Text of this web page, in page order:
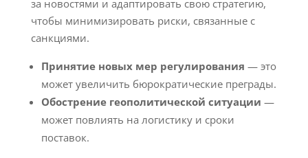
за новостями и адаптировать свою стратегию,
чтобы минимизировать риски, связанные с
санкциями.
Принятие новых мер регулирования — это
может увеличить бюрократические преграды.
Обострение геополитической ситуации —
может повлиять на логистику и сроки
поставок.